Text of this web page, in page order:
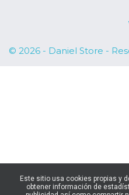
© 2026 - Daniel Store -
Este sitio usa cookies propias y
obtener información de